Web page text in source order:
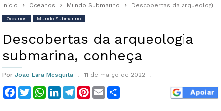
Início Oceanos Mundo Submarino Descobertas da arqueologia submarina, conheça
Oceanos Mundo Submarino
Descobertas da arqueologia
submarina, conheça
Por João Lara Mesquita 11 de março de 2022
Facebook
TwitterWhatsApp
LinkedInTelegram
Pinterest
Email